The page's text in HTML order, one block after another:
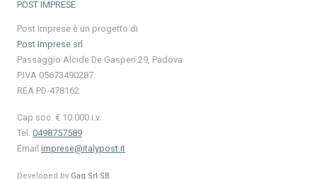
POST IMPRESE
Post Imprese è un progetto di
Post Imprese srl
Passaggio Alcide De Gasperi 29, Padova
P.IVA 05673490287
REA PD-478162
Cap soc. € 10.000 i.v.
Tel. 0498757589
Email imprese@italypost.it
Developed by Gag Srl SB